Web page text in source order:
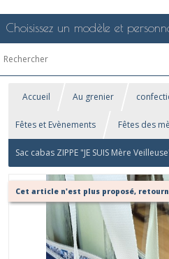
Accueil Au grenier
Fêtes et Evènements Fêtes des
Sac cabas ZIPPE "JE SUIS Mère